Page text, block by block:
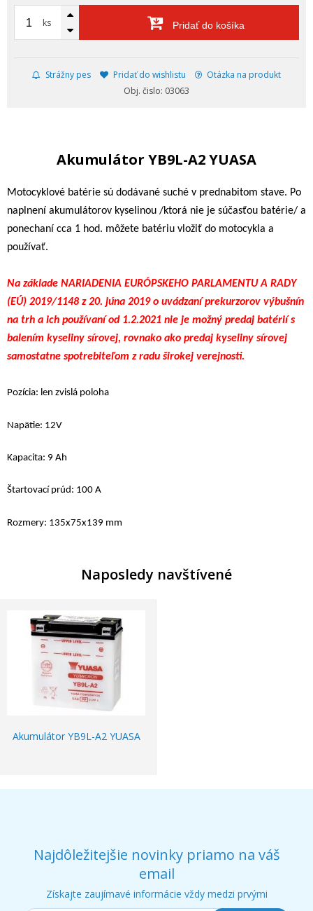
ks Pridať do košíka
Strážny pes Pridať do wishlistu
Otázka na produkt
Obj. čislo: 03063
Akumulátor YB9L-A2 YUASA
Motocyklové batérie sú dodávané suché v prednabitom stave. Po
naplnení akumulátorov kyselinou /ktorá nie je súčasťou batérie/ a
ponechaní cca 1 hod. môžete batériu vložiť do motocykla a
používať.
Na základe NARIADENIA EURÓPSKEHO PARLAMENTU A RADY
(EÚ) 2019/1148 z 20. júna 2019 o uvádzaní prekurzorov výbušnín
na trh a ich používaní od 1.2.2021 nie je možný predaj batérií s
balením kyseliny sírovej, rovnako ako predaj kyseliny sírovej
samostatne spotrebiteľom z radu širokej verejnosti.
Pozícia: len zvislá poloha
Napätie: 12V
Kapacita: 9 Ah
Štartovací prúd: 100 A
Rozmery: 135x75x139 mm
Naposledy navštívené
Akumulátor YB9L-A2 YUASA
Najdôležitejšie novinky priamo na váš
email
Získajte zaujímavé informácie vždy medzi prvými